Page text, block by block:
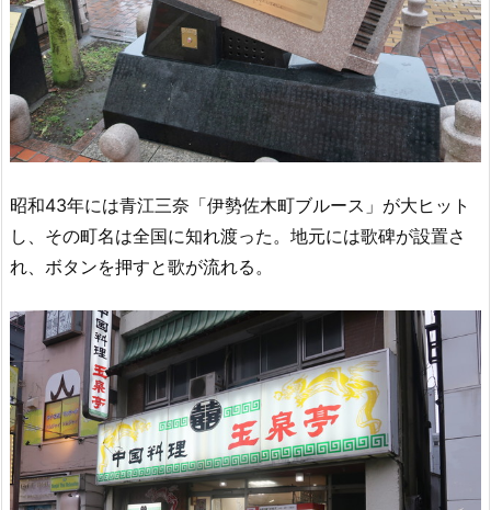
昭和43年には青江三奈「伊勢佐木町ブルース」が大ヒット
し、その町名は全国に知れ渡った。地元には歌碑が設置さ
れ、ボタンを押すと歌が流れる。